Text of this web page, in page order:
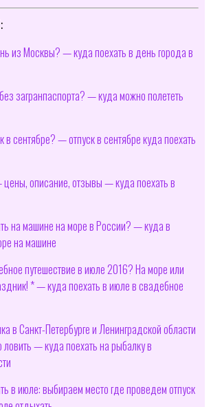
из Москвы? — куда поехать в день города в
загранпаспорта? — куда можно полететь
в сентябре? — отпуск в сентябре куда поехать
описание, отзывы — куда поехать в
на машине на море в России? — куда в
на машине
путешествие в июле 2016? На море или
* — куда поехать в июле в свадебное
в Санкт-Петербурге и Ленинградской области
— куда поехать на рыбалку в
в июле: выбираем место где проведем отпуск